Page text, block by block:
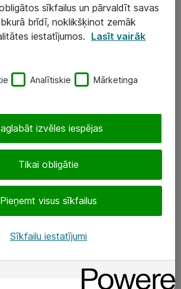
50
sīkfailus un pārvaldīt savas
brīdī, noklikšķinot zemāk
iestatījumos. Lasīt vairāk
Analītiskie Mārketinga
Tikai obligātie
Pieņemt visus sīkfailus
izvēles iespējas
Sīkfailu iestatījumi